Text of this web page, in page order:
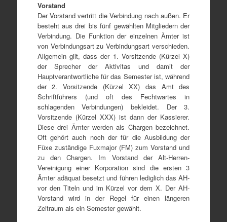
Vorstand
Der Vorstand vertritt die Verbindung nach außen. Er
besteht aus drei bis fünf gewählten Mitgliedern der
Verbindung. Die Funktion der einzelnen Ämter ist
von Verbindungsart zu Verbindungsart verschieden.
Allgemein gilt, dass der 1. Vorsitzende (Kürzel X)
der Sprecher der Aktivitas und damit der
Hauptverantwortliche für das Semester ist, während
der 2. Vorsitzende (Kürzel XX) das Amt des
Schriftführers (und oft des Fechtwartes in
schlagenden Verbindungen) bekleidet. Der 3.
Vorsitzende (Kürzel XXX) ist dann der Kassierer.
Diese drei Ämter werden als Chargen bezeichnet.
Oft gehört auch noch der für die Ausbildung der
Füxe zuständige Fuxmajor (FM) zum Vorstand und
zu den Chargen. Im Vorstand der Alt-Herren-
Vereinigung einer Korporation sind die ersten 3
Ämter adäquat besetzt und führen lediglich das AH-
vor den Titeln und im Kürzel vor dem X. Der AH-
Vorstand wird in der Regel für einen längeren
Zeitraum als ein Semester gewählt.